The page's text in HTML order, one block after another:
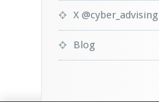
X @cyber_advising
Blog